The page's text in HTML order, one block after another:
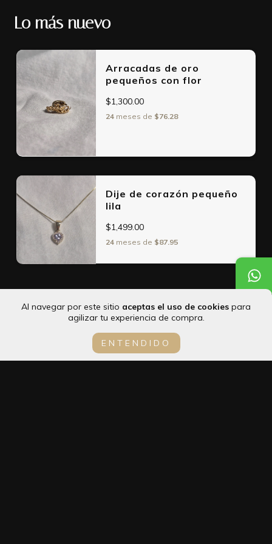
Al navegar por este sitio aceptas el uso de cookies para
agilizar tu experiencia de compra.
ENTENDIDO
Lo más nuevo
Arracadas de oro
pequeños con flor
$1,300.00
24 meses de $76.28
Dije de corazón pequeño
lila
$1,499.00
24 meses de $87.95
Arracadas con 3 zirconias
$349.00
24meses de$20.48